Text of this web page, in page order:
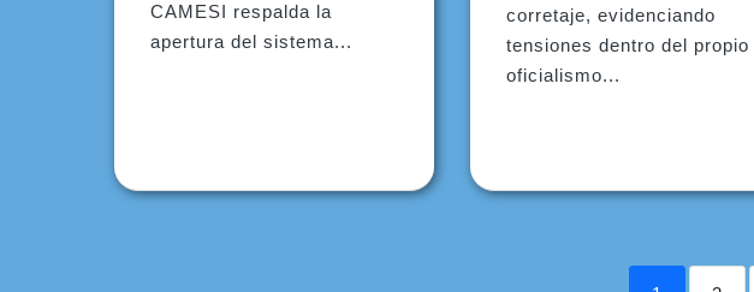
CAMESI respalda la
apertura del sistema...
corretaje, evidenciando
tensiones dentro del propio
oficialismo...